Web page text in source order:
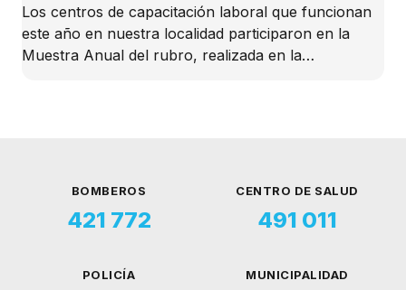
Los centros de capacitación laboral que funcionan
este año en nuestra localidad participaron en la
Muestra Anual del rubro, realizada en la…
BOMBEROS
421 772
CENTRO DE SALUD
491 011
POLICÍA MUNICIPALIDAD